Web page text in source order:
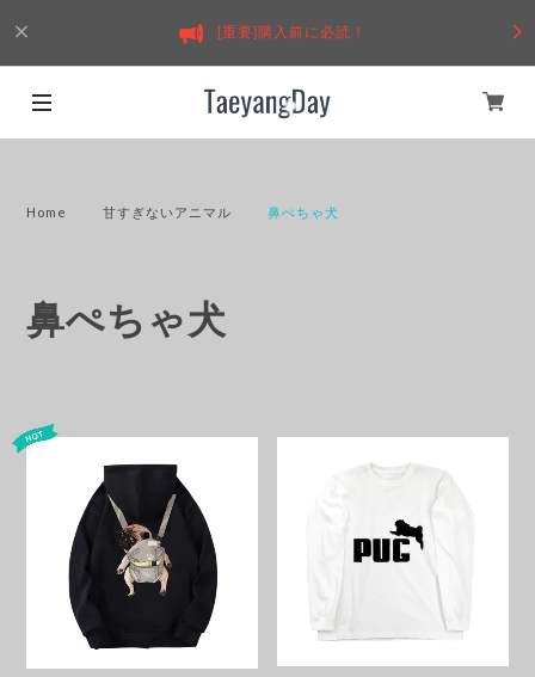
[重要]購入前に必読！
Home 甘すぎないアニマル 鼻ぺちゃ犬
鼻ぺちゃ犬